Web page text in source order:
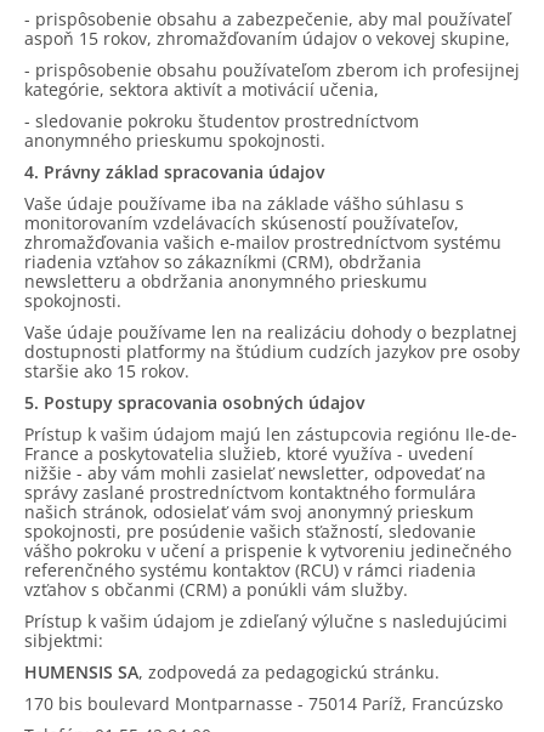
- prispôsobenie obsahu a zabezpečenie, aby mal používateľ
aspoň 15 rokov, zhromažďovaním údajov o vekovej skupine,
- prispôsobenie obsahu používateľom zberom ich profesijnej
kategórie, sektora aktivít a motivácií učenia,
- sledovanie pokroku študentov prostredníctvom
anonymného prieskumu spokojnosti.
4. Právny základ spracovania údajov
Vaše údaje používame iba na základe vášho súhlasu s
monitorovaním vzdelávacích skúseností používateľov,
zhromažďovania vašich e-mailov prostredníctvom systému
riadenia vzťahov so zákazníkmi (CRM), obdržania
newsletteru a obdržania anonymného prieskumu
spokojnosti.
Vaše údaje používame len na realizáciu dohody o bezplatnej
dostupnosti platformy na štúdium cudzích jazykov pre osoby
staršie ako 15 rokov.
5. Postupy spracovania osobných údajov
Prístup k vašim údajom majú len zástupcovia regiónu Ile-de-
France a poskytovatelia služieb, ktoré využíva - uvedení
nižšie - aby vám mohli zasielať newsletter, odpovedať na
správy zaslané prostredníctvom kontaktného formulára
našich stránok, odosielať vám svoj anonymný prieskum
spokojnosti, pre posúdenie vašich sťažností, sledovanie
vášho pokroku v učení a prispenie k vytvoreniu jedinečného
referenčného systému kontaktov (RCU) v rámci riadenia
vzťahov s občanmi (CRM) a ponúkli vám služby.
Prístup k vašim údajom je zdieľaný výlučne s nasledujúcimi
sibjektmi:
HUMENSIS SA, zodpovedá za pedagogickú stránku.
170 bis boulevard Montparnasse - 75014 Paríž, Francúzsko